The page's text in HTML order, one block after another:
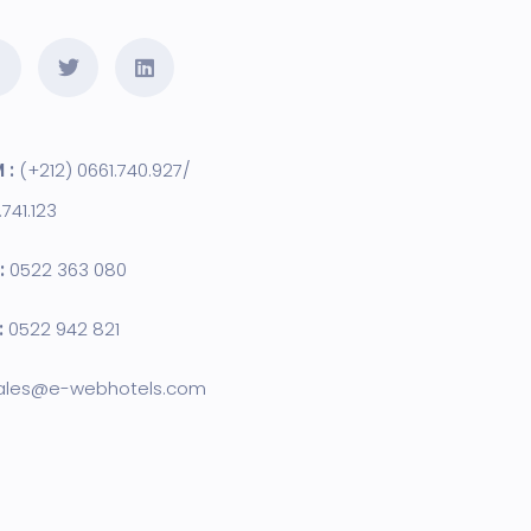
: (+212) 0661.740.927/
0522 363 080
0522 942 821
webhotels.com